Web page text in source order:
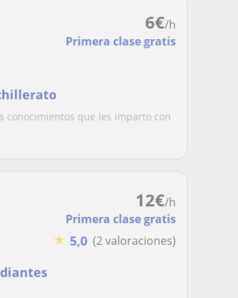
6€/h
Primera clase gratis
conocimientos que les imparto con
12€/h
Primera clase gratis
★ 5,0 (2 valoraciones)